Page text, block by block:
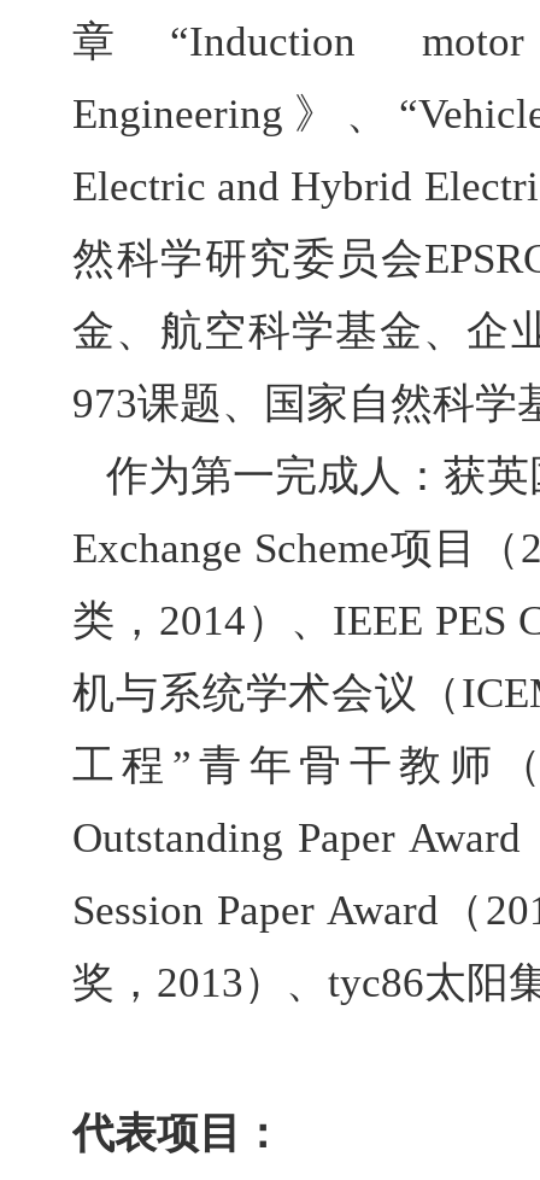
章 “Induction
Engineering 》、 “
Electric and Hybrid
然科学研究委员会
金、航空科学基金、企
973课题、国家自然科学
作为第一完成人：获英
Exchange Scheme项目（
类， 2014）、 IEEE PES
机与系统学术会议（
工程” 青年骨干教师
Outstanding Paper Award
Session Paper Award （
奖， 2013）、tyc86太阳
代表项目：